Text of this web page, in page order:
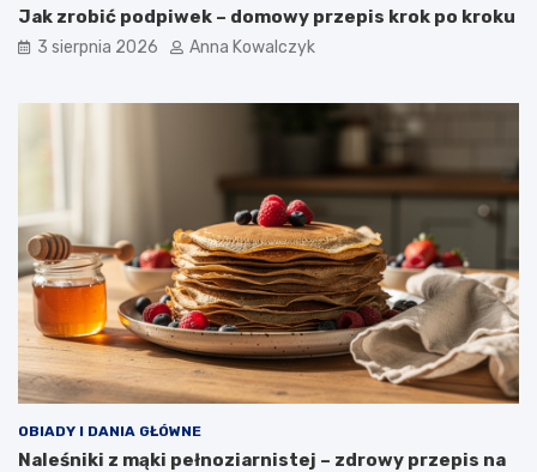
Jak zrobić podpiwek – domowy przepis krok po kroku
3 sierpnia 2026 Anna Kowalczyk
OBIADY I DANIA GŁÓWNE
Naleśniki z mąki pełnoziarnistej – zdrowy przepis na